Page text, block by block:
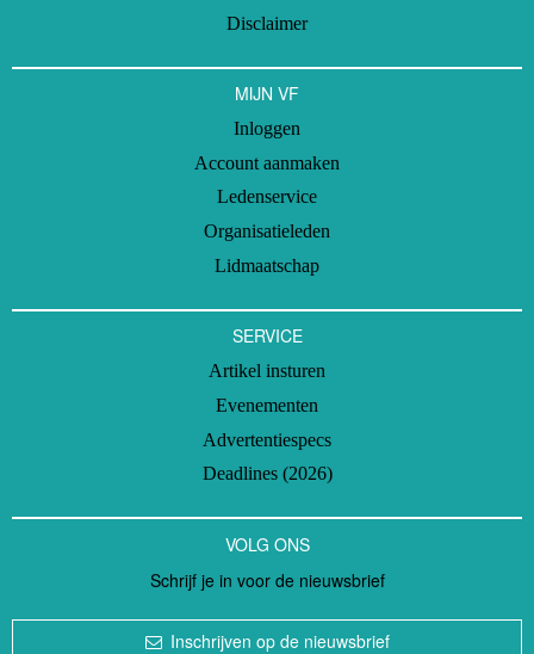
Disclaimer
MIJN VF
Inloggen
Account aanmaken
Ledenservice
Organisatieleden
Lidmaatschap
SERVICE
Artikel insturen
Evenementen
Advertentiespecs
Deadlines (2026)
VOLG ONS
Schrijf je in voor de nieuwsbrief
Inschrijven op de nieuwsbrief